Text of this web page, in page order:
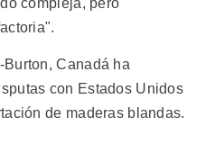
compleja, pero
Canadá ha
con Estados Unidos
de maderas blandas.